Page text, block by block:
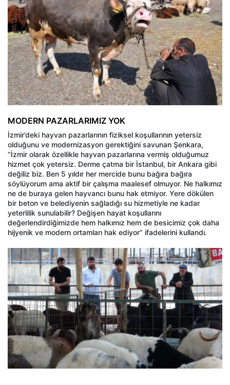
MODERN PAZARLARIMIZ YOK
İzmir’deki hayvan pazarlarının fiziksel koşullarının yetersiz
olduğunu ve modernizasyon gerektiğini savunan Şenkara,
“İzmir olarak özellikle hayvan pazarlarına vermiş olduğumuz
hizmet çok yetersiz. Derme çatma bir İstanbul, bir Ankara gibi
değiliz biz. Ben 5 yıldır her mercide bunu bağıra bağıra
söylüyorum ama aktif bir çalışma maalesef olmuyor. Ne halkımız
ne de buraya gelen hayvancı bunu hak etmiyor. Yere dökülen
bir beton ve belediyenin sağladığı su hizmetiyle ne kadar
yeterlilik sunulabilir? Değişen hayat koşullarını
değerlendirdiğimizde hem halkımız hem de besicimiz çok daha
hijyenik ve modern ortamları hak ediyor” ifadelerini kullandı.